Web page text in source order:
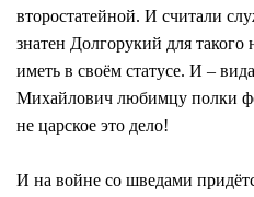
второстатейной. И считали
знатен Долгорукий для такого
иметь в своём статусе. И –
Михайлович любимцу полки
не царское это дело!
И на войне со шведами